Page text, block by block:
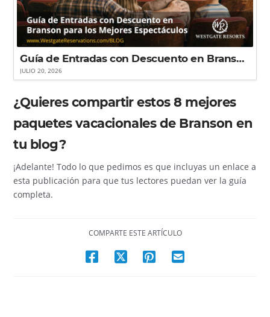
Guía de Entradas con Descuento en Branson para los Mejores Espectáculos
JULIO 20, 2026
¿Quieres compartir estos 8 mejores
paquetes vacacionales de Branson en
tu blog?
¡Adelante! Todo lo que pedimos es que incluyas un enlace a
esta publicación para que tus lectores puedan ver la guía
completa.
COMPARTE ESTE ARTÍCULO